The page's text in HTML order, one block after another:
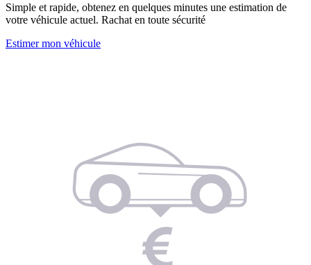
Simple et rapide, obtenez en quelques minutes une estimation de
votre véhicule actuel. Rachat en toute sécurité
Estimer mon véhicule